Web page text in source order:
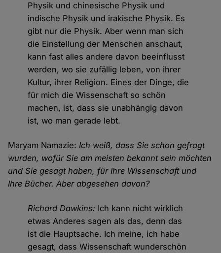
Physik und chinesische Physik und
indische Physik und irakische Physik. Es
gibt nur die Physik. Aber wenn man sich
die Einstellung der Menschen anschaut,
kann fast alles andere davon beeinflusst
werden, wo sie zufällig leben, von ihrer
Kultur, ihrer Religion. Eines der Dinge, die
für mich die Wissenschaft so schön
machen, ist, dass sie unabhängig davon
ist, wo man gerade lebt.
Maryam Namazie:Ich weiß, dass Sie schon gefragt
wurden, wofür Sie am meisten bekannt sein möchten
und Sie gesagt haben, für Ihre Wissenschaft und
Ihre Bücher. Aber abgesehen davon?
Richard Dawkins: Ich kann nicht wirklich
etwas Anderes sagen als das, denn das
ist die Hauptsache. Ich meine, ich habe
gesagt, dass Wissenschaft wunderschön